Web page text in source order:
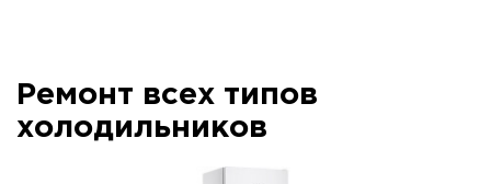
Ремонт всех типов
холодильников